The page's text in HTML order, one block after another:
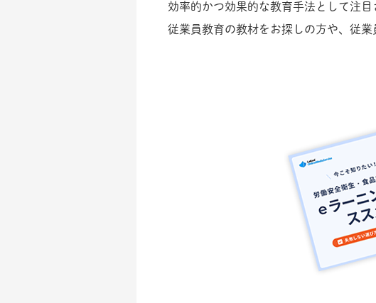
効率的かつ効果的な教育手法として注
従業員教育の教材をお探しの方や、従